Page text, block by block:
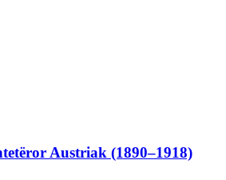
Austriak (1890–1918)